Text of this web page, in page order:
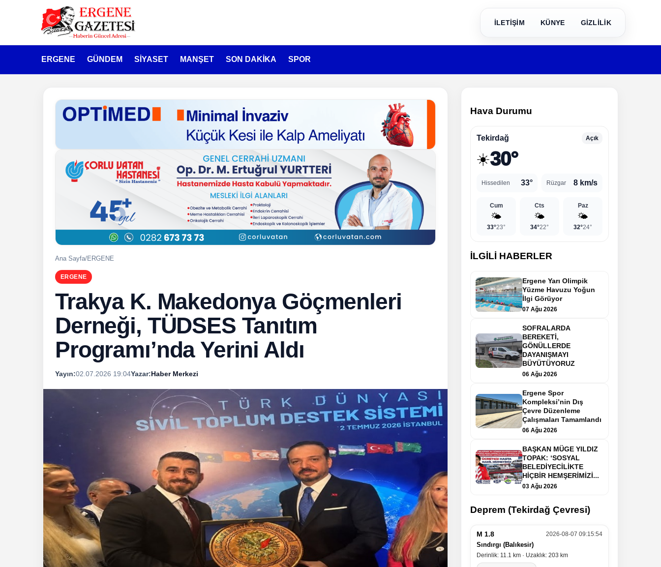
İLETİŞİM KÜNYE GİZLİLİK
ERGENE GÜNDEM SİYASET MANŞET SON DAKİKA SPOR
Ana Sayfa/ERGENE
ERGENE
Trakya K. Makedonya Göçmenleri
Derneği, TÜDSES Tanıtım
Programı’nda Yerini Aldı
Yayın:02.07.2026 19:04Yazar:Haber Merkezi
Hava Durumu
Tekirdağ Açık
☀️30°
Hissedilen 33° Rüzgar 8 km/s
Cum
🌤️
33°23°
Cts
🌤️
34°22°
Paz
🌤️
32°24°
İLGİLİ HABERLER
Ergene Yarı Olimpik
Yüzme Havuzu Yoğun
İlgi Görüyor
07 Ağu 2026
SOFRALARDA
BEREKETİ,
GÖNÜLLERDE
DAYANIŞMAYI
BÜYÜTÜYORUZ
06 Ağu 2026
Ergene Spor
Kompleksi’nin Dış
Çevre Düzenleme
Çalışmaları Tamamlandı
06 Ağu 2026
BAŞKAN MÜGE YILDIZ
TOPAK: ‘SOSYAL
BELEDİYECİLİKTE
HİÇBİR HEMŞERİMİZİ...
03 Ağu 2026
Deprem (Tekirdağ Çevresi)
M 1.8 2026-08-07 09:15:54
Sındırgı (Balıkesir)
Derinlik: 11.1 km · Uzaklık: 203 km